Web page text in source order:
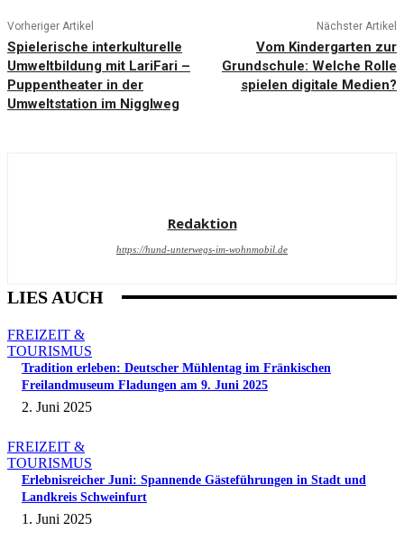
Vorheriger Artikel
Spielerische interkulturelle
Umweltbildung mit LariFari –
Puppentheater in der
Umweltstation im Nigglweg
Nächster Artikel
Vom Kindergarten zur
Grundschule: Welche Rolle
spielen digitale Medien?
Redaktion
https://hund-unterwegs-im-wohnmobil.de
LIES AUCH
FREIZEIT &
TOURISMUS
Tradition erleben: Deutscher Mühlentag im Fränkischen
Freilandmuseum Fladungen am 9. Juni 2025
2. Juni 2025
FREIZEIT &
TOURISMUS
Erlebnisreicher Juni: Spannende Gästeführungen in Stadt und
Landkreis Schweinfurt
1. Juni 2025